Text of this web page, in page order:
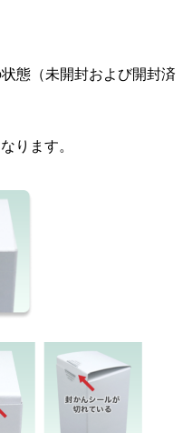
態（未開封および開封済
ります。